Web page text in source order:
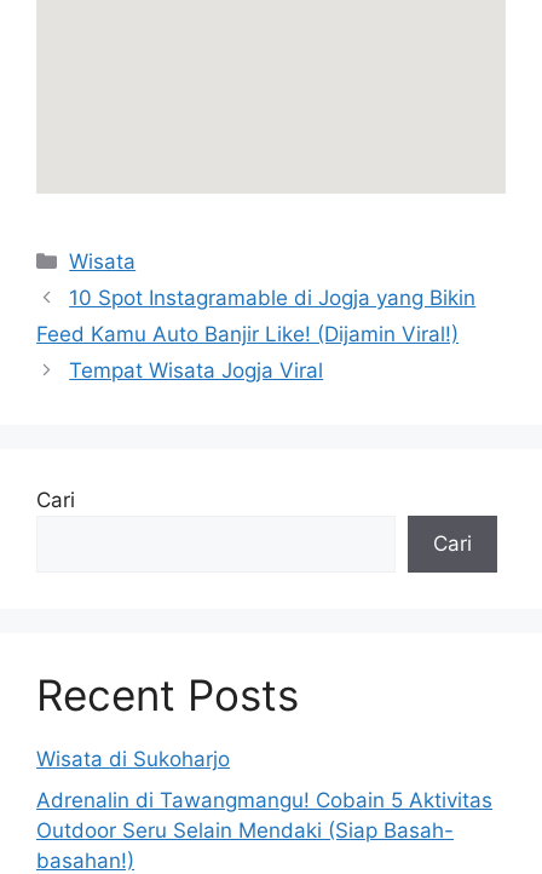
Kategori
Wisata
10 Spot Instagramable di Jogja yang Bikin
Feed Kamu Auto Banjir Like! (Dijamin Viral!)
Tempat Wisata Jogja Viral
Cari
Cari
Recent Posts
Wisata di Sukoharjo
Adrenalin di Tawangmangu! Cobain 5 Aktivitas
Outdoor Seru Selain Mendaki (Siap Basah-
basahan!)